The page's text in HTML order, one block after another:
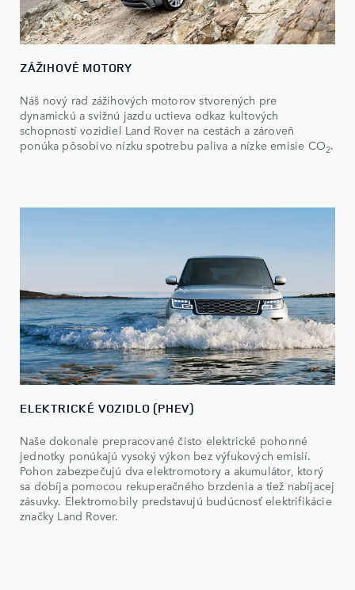
ZÁŽIHOVÉ MOTORY
Náš nový rad zážihových motorov stvorených pre
dynamickú a svižnú jazdu uctieva odkaz kultových
schopností vozidiel Land Rover na cestách a zároveň
ponúka pôsobivo nízku spotrebu paliva a nízke emisie CO2.
ELEKTRICKÉ VOZIDLO (PHEV)
Naše dokonale prepracované čisto elektrické pohonné
jednotky ponúkajú vysoký výkon bez výfukových emisií.
Pohon zabezpečujú dva elektromotory a akumulátor, ktorý
sa dobíja pomocou rekuperačného brzdenia a tiež nabíjacej
zásuvky. Elektromobily predstavujú budúcnosť elektrifikácie
značky Land Rover.